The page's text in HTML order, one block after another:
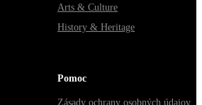
Arts & Culture
History & Heritage
Pomoc
Zásady ochrany osobných údajov